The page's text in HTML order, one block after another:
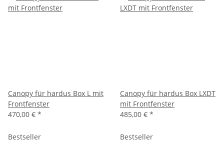
Canopy für hardus Box L mit
Frontfenster
470,00 € *
Canopy für hardus Box LXDT
mit Frontfenster
485,00 € *
Bestseller Bestseller